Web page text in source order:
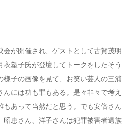
会が開催され、ゲストとして古賀茂明
衣塑子氏が登壇してトークをしたそう
様子の画像を見て、お笑い芸人の三浦
んには功も罪もある。是々非々で考え
もあって当然だと思う。でも安倍さん
昭恵さん、洋子さんは犯罪被害者遺族